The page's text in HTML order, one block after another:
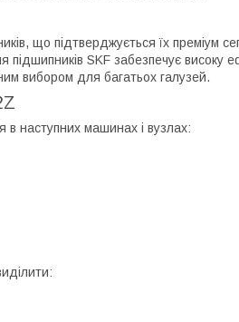
що підтверджується їх преміум
SKF забезпечує високу
вибором для багатьох галузей.
наступних машинах і вузлах: